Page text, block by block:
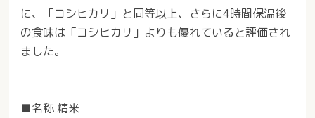
に、「コシヒカリ」と同等以上、さらに4時間保温後
の食味は「コシヒカリ」よりも優れていると評価され
ました。
■名称 精米